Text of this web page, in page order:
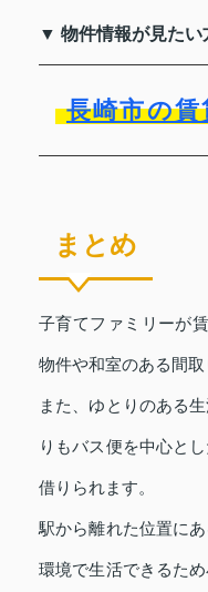
▼ 物件情報が見た
長崎市の
まとめ
子育てファミリーが
物件や和室のある間取
また、ゆとりのある
りもバス便を中心と
借りられます。
駅から離れた位置に
環境で生活できるた